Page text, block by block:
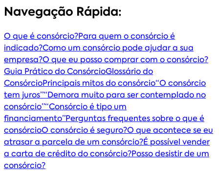
Navegação Rápida:
O que é consórcio?Para quem o consórcio é
indicado?Como um consórcio pode ajudar a sua
empresa?O que eu posso comprar com o consórcio?
Guia Prático do ConsórcioGlossário do
ConsórcioPrincipais mitos do consórcio“O consórcio
tem juros”“Demora muito para ser contemplado no
consórcio”“Consórcio é tipo um
financiamento”Perguntas frequentes sobre o que é
consórcioO consórcio é seguro?O que acontece se eu
atrasar a parcela de um consórcio?É possível vender
a carta de crédito do consórcio?Posso desistir de um
consórcio?